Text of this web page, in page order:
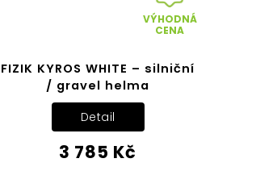
VÝHODNÁ
CENA
FIZIK KYROS WHITE – silniční
/ gravel helma
3 785 Kč
Detail